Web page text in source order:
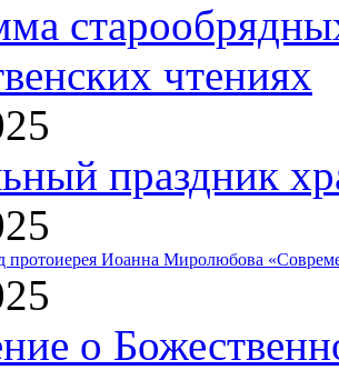
чтениях
праздник
протоиерея Иоанна Миролюбова
о